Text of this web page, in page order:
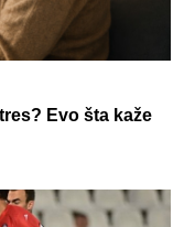
Evo šta kaže